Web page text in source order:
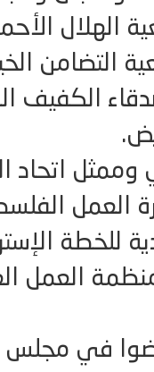
الكفيف
اتحاد
العمل
للخطة
العمل
عام 2011 عضوا